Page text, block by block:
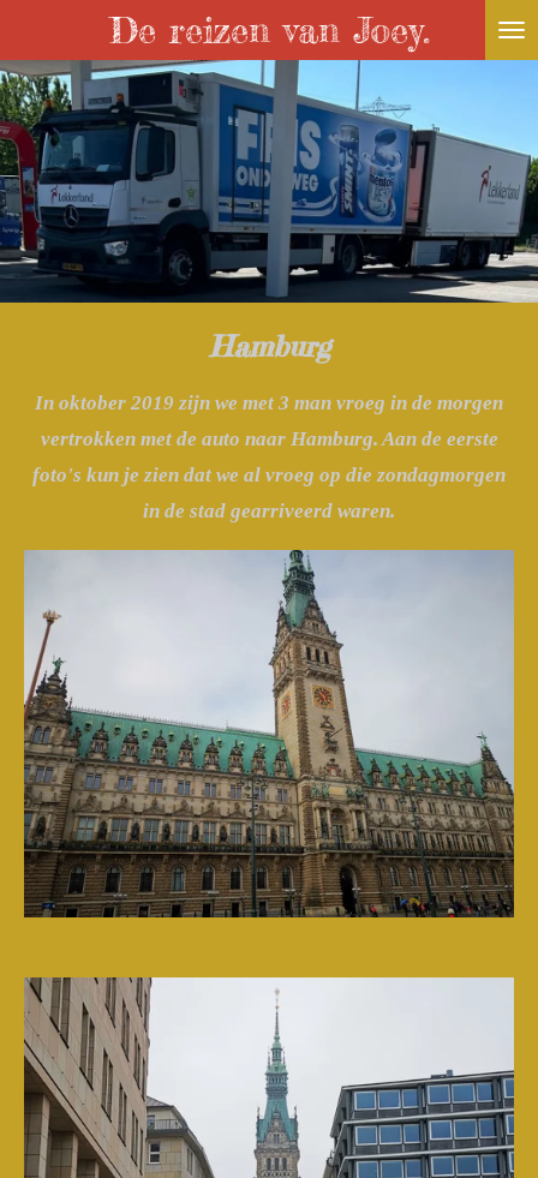
direct
naar
de
hoofdinhoud
De reizen van Joey.
Hamburg
In oktober 2019 zijn we met 3 man vroeg in de morgen
vertrokken met de auto naar Hamburg. Aan de eerste
foto's kun je zien dat we al vroeg op die zondagmorgen
in de stad gearriveerd waren.